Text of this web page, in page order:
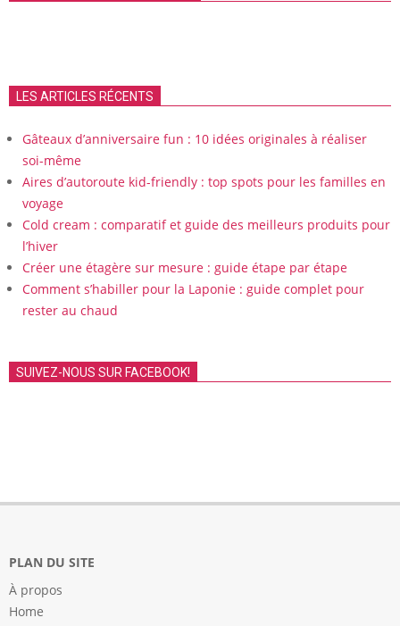
LES ARTICLES RÉCENTS
Gâteaux d’anniversaire fun : 10 idées originales à réaliser
soi-même
Aires d’autoroute kid-friendly : top spots pour les familles en
voyage
Cold cream : comparatif et guide des meilleurs produits pour
l’hiver
Créer une étagère sur mesure : guide étape par étape
Comment s’habiller pour la Laponie : guide complet pour
rester au chaud
SUIVEZ-NOUS SUR FACEBOOK!
PLAN DU SITE
À propos
Home